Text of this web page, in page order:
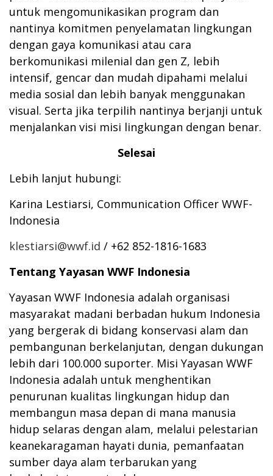
untuk mengomunikasikan program dan
nantinya komitmen penyelamatan lingkungan
dengan gaya komunikasi atau cara
berkomunikasi milenial dan gen Z, lebih
intensif, gencar dan mudah dipahami melalui
media sosial dan lebih banyak menggunakan
visual. Serta jika terpilih nantinya berjanji untuk
menjalankan visi misi lingkungan dengan benar.
Selesai
Lebih lanjut hubungi:
Karina Lestiarsi, Communication Officer WWF-
Indonesia
klestiarsi@wwf.id / +62 852-1816-1683
Tentang Yayasan WWF Indonesia
Yayasan WWF Indonesia adalah organisasi
masyarakat madani berbadan hukum Indonesia
yang bergerak di bidang konservasi alam dan
pembangunan berkelanjutan, dengan dukungan
lebih dari 100.000 suporter. Misi Yayasan WWF
Indonesia adalah untuk menghentikan
penurunan kualitas lingkungan hidup dan
membangun masa depan di mana manusia
hidup selaras dengan alam, melalui pelestarian
keanekaragaman hayati dunia, pemanfaatan
sumber daya alam terbarukan yang